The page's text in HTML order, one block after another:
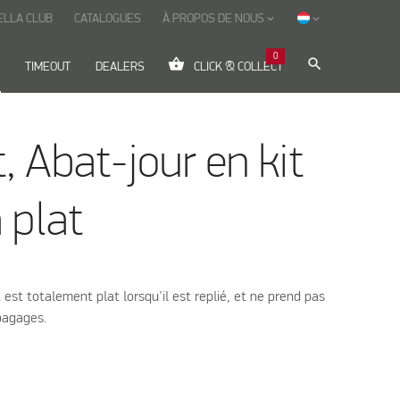
TIMEOUT DEALERS shopping_basket CLICK & COLLECT
0
search
CLUB CATALOGUES À PROPOS DE NOUS keyboard_arrow_down keyboard_arrow_down
Abat-jour en kit
plat
est totalement plat lorsqu'il est replié, et ne prend pas